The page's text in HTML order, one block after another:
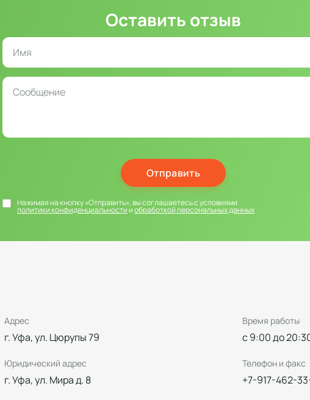
Оставить отзыв
Отправить
Нажимая на кнопку «Отправить», вы соглашаетесь с условиями
политики конфиденциальностииобработкой персональных данных
Адрес
г. Уфа, ул. Цюрупы 79
Юридический адрес
г. Уфа, ул. Мира д. 8
Время работы
с 9:00 до
Телефон и факс
+7-917-462-